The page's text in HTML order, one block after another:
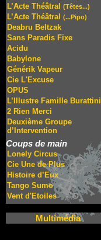
L’Acte Théâtral (Têtes...)
L’Acte Théâtral (...Pipo)
Deabru Beltzak
Sans Paradis Fixe
Acidu
Babylone
Générik Vapeur
Cie L'Excuse
OPUS
L’Illustre Famille Burattini
2 Rien Merci
Deuxième Groupe
d’Intervention
Coups de main
Lonely Circus
Cie Une de Plus
Histoire d’Eux
Tango Sumo
Vent d'Etoiles
Multimédia